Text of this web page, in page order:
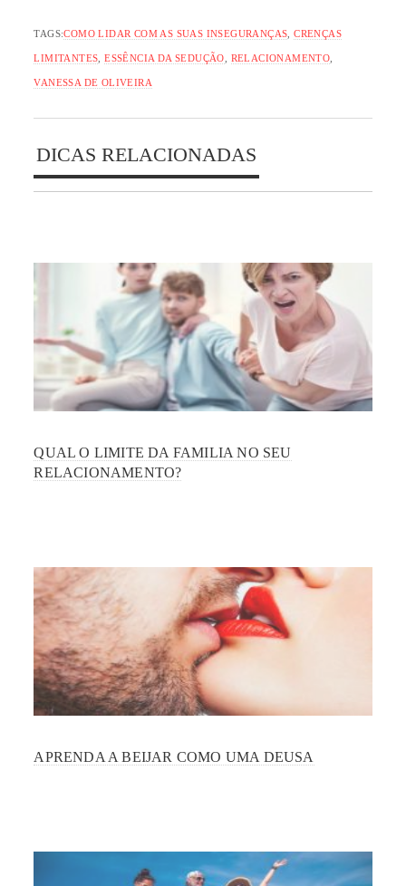
TAGS:COMO LIDAR COM AS SUAS INSEGURANÇAS ,CRENÇAS
LIMITANTES ,ESSÊNCIA DA SEDUÇÃO RELACIONAMENTO
VANESSA DE OLIVEIRA
DICAS RELACIONADAS
QUAL O LIMITE DA FAMILIA NO SEU
RELACIONAMENTO?
APRENDA A BEIJAR COMO UMA DEUSA